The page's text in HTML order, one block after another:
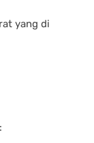
yang di